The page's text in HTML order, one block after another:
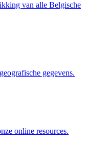
van alle Belgische
gegevens.
online resources.